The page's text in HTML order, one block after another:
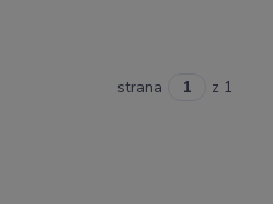
strana z 1